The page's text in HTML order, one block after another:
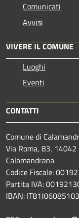
Comunicati
Avvisi
VIVERE IL COMUNE
Luoghi
Eventi
CONTATTI
Comune di
Via Roma, 83,
Calamandrana
Codice Fiscale:
Partita IVA:
IBAN: